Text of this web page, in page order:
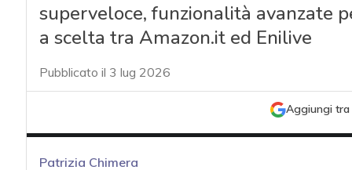
superveloce, funzionalità avanzate
a scelta tra Amazon.it ed Enilive
Pubblicato il 3 lug 2026
Aggiungi tra
Patrizia Chimera